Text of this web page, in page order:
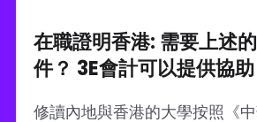
在職證明香港: 需要上述
件？ 3E會計可以提供協助
修讀內地與香港的大學按照《